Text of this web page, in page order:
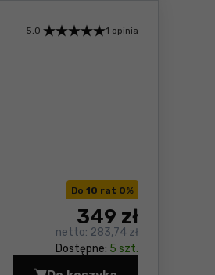
5,0 1 opinia
Do 10 rat 0%
349 zł
netto: 283,74 zł
Dostępne: 5 szt.